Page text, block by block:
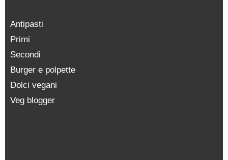
Antipasti
Primi
Secondi
Burger e polpette
Dolci vegani
Veg blogger